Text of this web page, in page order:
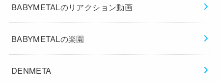
BABYMETALのリアクション動画
BABYMETALの楽園
DENMETA